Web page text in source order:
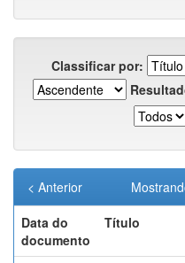
Classificar por:
< Anterior
Data do
documento
Título